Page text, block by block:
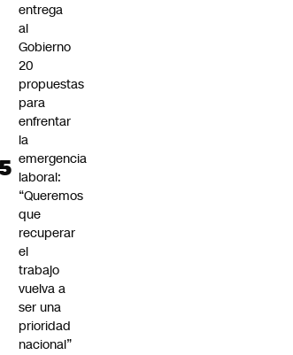
entrega
al
Gobierno
20
propuestas
para
enfrentar
la
emergencia
laboral:
“Queremos
que
recuperar
el
trabajo
vuelva a
ser una
prioridad
nacional”